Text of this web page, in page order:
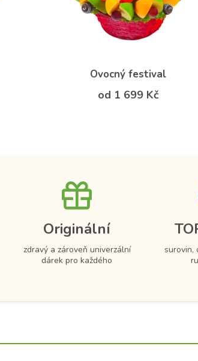
Ovocný festival
od 1 699 Kč
Originální
zdravý a zároveň univerzální
dárek pro každého
surovin,